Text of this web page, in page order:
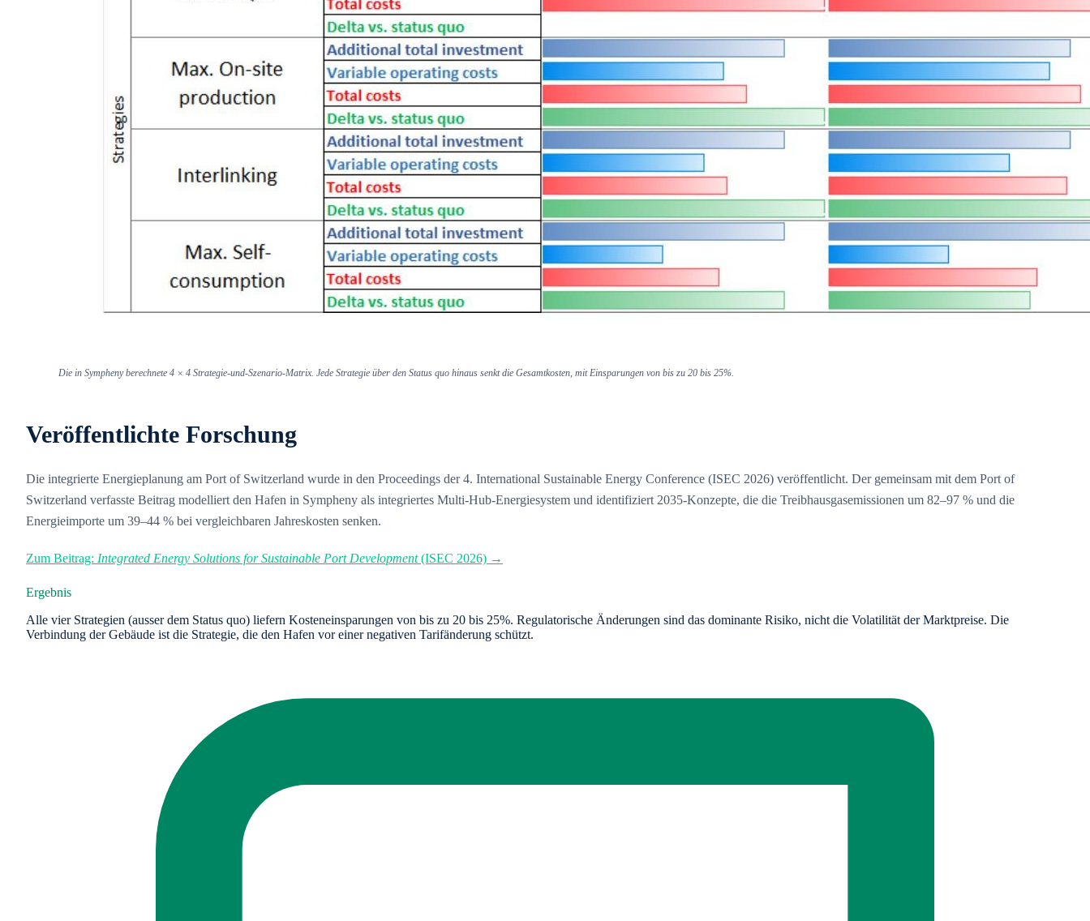
Die in Sympheny berechnete 4 × 4 Strategie-und-Szenario-Matrix. Jede Strategie über den Status quo hinaus senkt die Gesamtkosten, mit Einsparungen von bis zu 20 bis 25%.
Veröffentlichte Forschung
Die integrierte Energieplanung am Port of Switzerland wurde in den Proceedings der 4. International Sustainable Energy Conference (ISEC 2026) veröffentlicht. Der gemeinsam mit dem Port of
Switzerland verfasste Beitrag modelliert den Hafen in Sympheny als integriertes Multi-Hub-Energiesystem und identifiziert 2035-Konzepte, die die Treibhausgasemissionen um 82–97 % und die
Energieimporte um 39–44 % bei vergleichbaren Jahreskosten senken.
Zum Beitrag: Integrated Energy Solutions for Sustainable Port Development(ISEC 2026) →
Ergebnis
Alle vier Strategien (ausser dem Status quo) liefern Kosteneinsparungen von bis zu 20 bis 25%. Regulatorische Änderungen sind das dominante Risiko, nicht die Volatilität der Marktpreise. Die
Verbindung der Gebäude ist die Strategie, die den Hafen vor einer negativen Tarifänderung schützt.